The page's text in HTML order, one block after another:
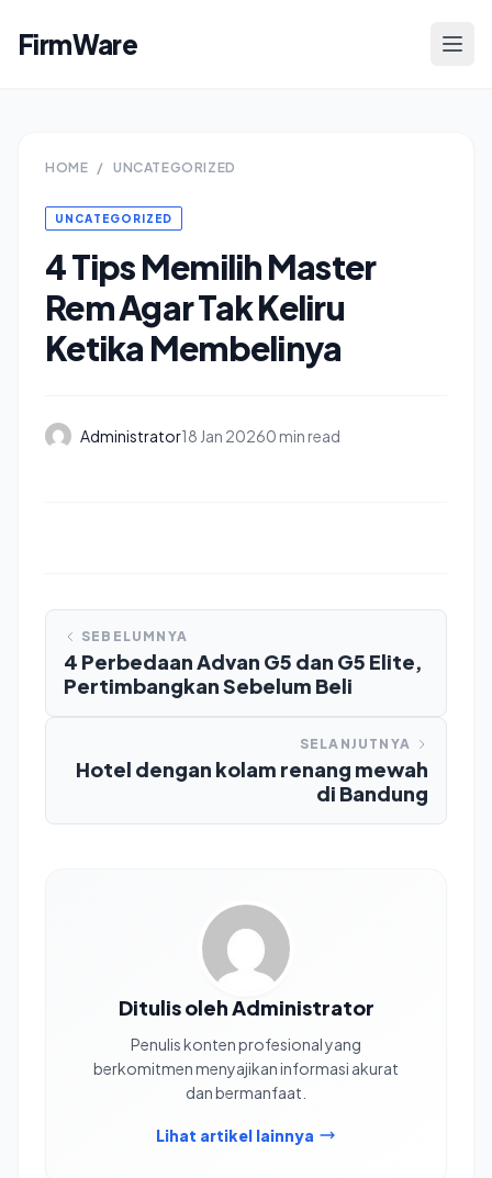
FirmWare
HOME / UNCATEGORIZED
UNCATEGORIZED
4 Tips Memilih Master
Rem Agar Tak Keliru
Ketika Membelinya
Administrator18 Jan 20260 min read
SEBELUMNYA
4 Perbedaan Advan G5 dan G5 Elite,
Pertimbangkan Sebelum Beli
SELANJUTNYA
Hotel dengan kolam renang mewah
di Bandung
Ditulis oleh Administrator
Penulis konten profesional yang
berkomitmen menyajikan informasi akurat
dan bermanfaat.
Lihat artikel lainnya